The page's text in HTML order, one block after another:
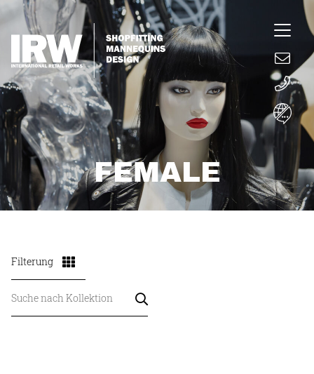
FEMALE
Filterung